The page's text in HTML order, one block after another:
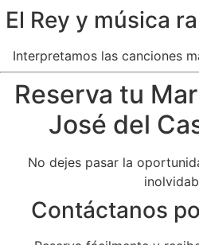
El Rey y música
Interpretamos las canciones
Reserva tu
José del
No dejes pasar la
Contáctanos